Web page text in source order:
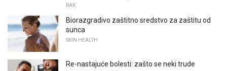
RAK
Biorazgradivo zaštitno sredstvo za zaštitu od
sunca
SKIN HEALTH
Re-nastajuće bolesti: zašto se neki trude